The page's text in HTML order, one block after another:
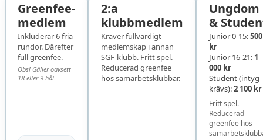
Greenfee-
medlem
Inkluderar 6 fria
rundor. Därefter
full greenfee.
Obs! Gäller oavsett
18 eller 9 hål.
2:a
klubbmedlem
Kräver fullvärdigt
medlemskap i annan
SGF-klubb. Fritt spel.
Reducerad greenfee
hos samarbetsklubbar.
Ungdom
&
Junior 0-15:500
kr
Junior 16-21: 1
000 kr
Student (intyg
krävs):2 100 kr
Fritt spel.
Reducerad
greenfee hos